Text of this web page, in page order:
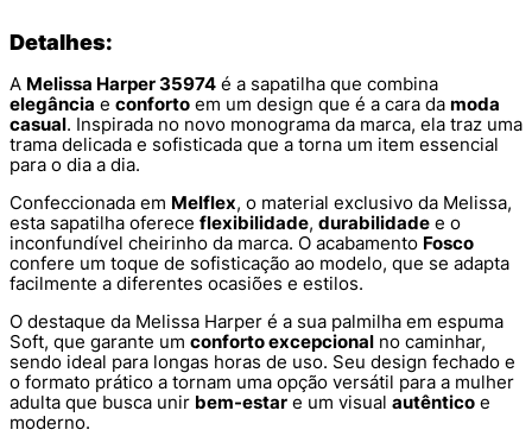
Detalhes:
A Melissa Harper 35974 é a sapatilha que combina
elegância e conforto em um design que é a cara da moda
casual. Inspirada no novo monograma da marca, ela traz uma
trama delicada e sofisticada que a torna um item essencial
para o dia a dia.
Confeccionada em Melflex, o material exclusivo da Melissa,
esta sapatilha oferece flexibilidade, durabilidade e o
inconfundível cheirinho da marca. O acabamento Fosco
confere um toque de sofisticação ao modelo, que se adapta
facilmente a diferentes ocasiões e estilos.
O destaque da Melissa Harper é a sua palmilha em espuma
Soft, que garante um conforto excepcional no caminhar,
sendo ideal para longas horas de uso. Seu design fechado e
o formato prático a tornam uma opção versátil para a mulher
adulta que busca unir bem-estar e um visual autêntico e
moderno.